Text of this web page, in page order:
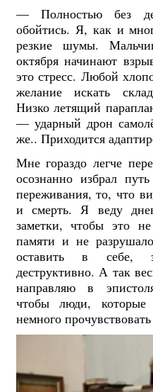
— Полностью без
обойтись. Я, как и
резкие шумы.
октября начинают
это стресс. Любой
желание искать
Низко летящий
— ударный дрон
же.. Приходится
Мне гораздо легче
осознанно избрал
переживания, то, что
и смерть. Я веду
заметки, чтобы это
памяти и не
оставить в себе,
деструктивно. А так
направляю в
чтобы люди,
немного